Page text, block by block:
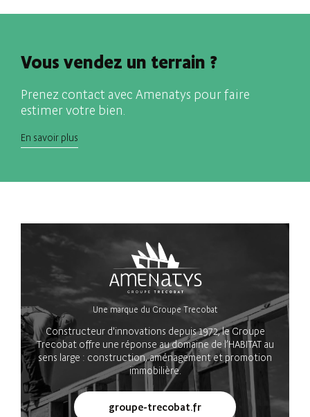
Vous vendez un terrain ?
Prenez contact avec Amenatys pour faire
estimer votre bien.
En savoir plus
Une marque du Groupe Trecobat
Constructeur d'innovations depuis 1972, le Groupe
Trecobat offre une réponse au domaine de l’HABITAT au
sens large : construction, aménagement et promotion
immobilière.
groupe-trecobat.fr